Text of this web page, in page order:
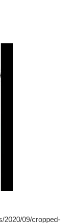
2020/09/cropped-